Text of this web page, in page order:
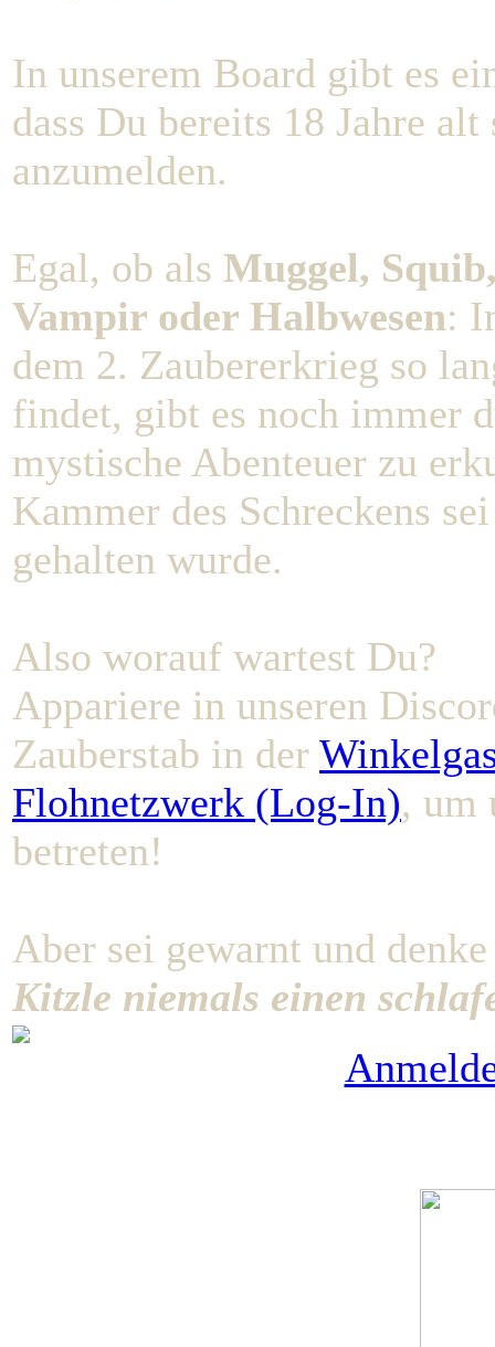
In unserem Board gibt es
dass Du bereits 18 Jahre
anzumelden.
Egal, ob als Muggel,
Vampir oder Halbwesen:
dem 2. Zaubererkrieg so
findet, gibt es noch immer
mystische Abenteuer zu
Kammer des Schreckens
gehalten wurde.
Also worauf wartest Du?
Appariere in unseren
Zauberstab in der
Flohnetzwerk (Log-In), um
betreten!
Aber sei gewarnt und
Kitzle niemals einen